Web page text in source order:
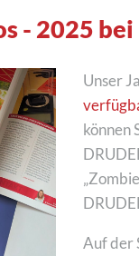
- 2025 bei
Unser
können
Auf der